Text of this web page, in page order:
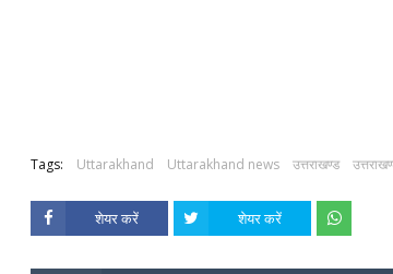
Tags: Uttarakhand Uttarakhand news उत्तराखण्ड
शेयर करें शेयर करें